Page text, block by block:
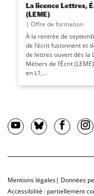
La licence Lettres,
(LEME)
| Offre de formation
À la rentrée de
de l’écrit fusionnent et
de lettres ouvert dès la
Métiers de l’Écrit
en L1,...
Mentions légales| Données
Accessibilité : partiellement